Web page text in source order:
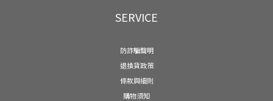
SERVICE
防詐騙聲明
退換貨政策
條款與細則
購物須知